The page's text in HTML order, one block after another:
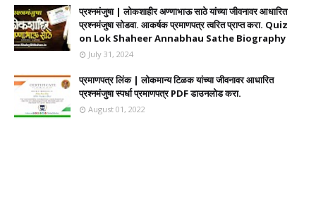
प्रश्नमंजुषा | लोकशाहीर अण्णाभाऊ साठे यांच्या जीवनावर आधारित
प्रश्नमंजुषा सोडवा. आकर्षक प्रमाणपत्र त्वरित प्राप्त करा. Quiz
on Lok Shaheer Annabhau Sathe Biography
July 31, 2024
प्रमाणपत्र लिंक | लोकमान्य टिळक यांच्या जीवनावर आधारित
प्रश्नमंजुषा स्पर्धा प्रमाणपत्र PDF डाउनलोड करा.
August 01, 2022